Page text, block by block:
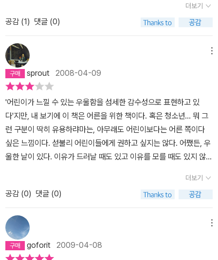
더보기
공감 (1) 댓글 (0)
sprout 2008-04-09
'어린이가 느낄 수 있는 우울함을 섬세한 감수성으로 표현하고 있
다'지만, 내 보기에 이 책은 어른을 위한 책이다. 혹은 청소년... 뭐 그
런 구분이 딱히 유용하랴마는, 아무래도 어린이보다는 어른 쪽이다
싶은 느낌이다. 섣불리 어린이들에게 권하고 싶지는 않다. 어쨌든, 우
울한 날이 있다. 이유가 드러날 때도 있고 이유를 모를 때도 있지 않던
구인지' '내가 어디 있는지' '무엇을 해야 할지' 모르는 채로 어딘가에
서 있다. 그런데 그림책 안에는, 그렇게 내가 헤매고 있는 그 동안에도
어디나 빨간 나뭇잎이 있다. 그렇게 아무 희망이 없는 것 같은 마음으
로 하루를 마감할 때도, 그러나 문득- 바로 앞에 조용히 기다리고 있
는 것이 있다. (고 한다) 밝고 빛나는 모습으로, 내가 바라던 바로 그
모습으로 그 빨간 나뭇잎들은 커다란 빨간 나무가 되어 꿋꿋이 자라
더보기
공감 (0) 댓글 (0)
goforit 2009-04-08